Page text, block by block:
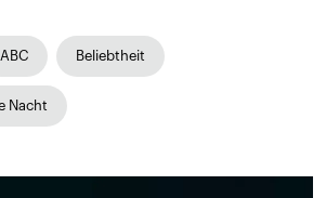
ABC Beliebtheit
Nacht